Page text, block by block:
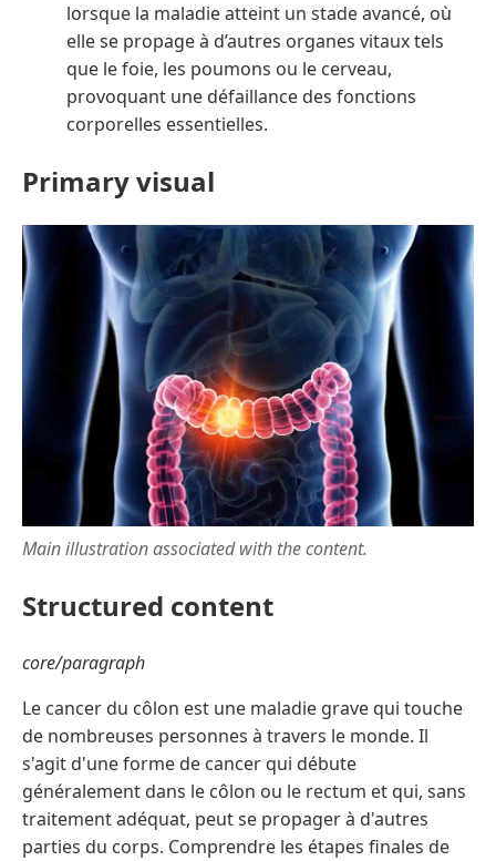
lorsque la maladie atteint un stade avancé, où
elle se propage à d’autres organes vitaux tels
que le foie, les poumons ou le cerveau,
provoquant une défaillance des fonctions
corporelles essentielles.
Primary visual
Main illustration associated with the content.
Structured content
core/paragraph
Le cancer du côlon est une maladie grave qui touche
de nombreuses personnes à travers le monde. Il
s'agit d'une forme de cancer qui débute
généralement dans le côlon ou le rectum et qui, sans
traitement adéquat, peut se propager à d'autres
parties du corps. Comprendre les étapes finales de